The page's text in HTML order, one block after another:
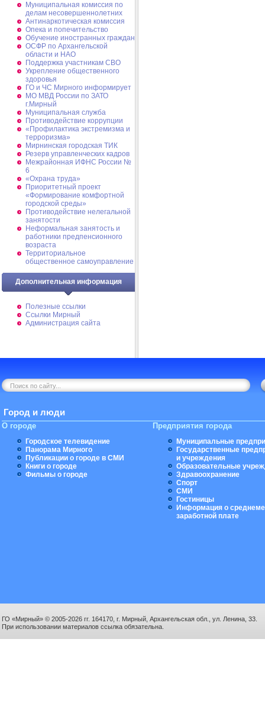
Муниципальная комиссия по
делам несовершеннолетних
Антинаркотическая комиссия
Опека и попечительство
Обучение иностранных граждан
ОСФР по Архангельской
области и НАО
Поддержка участникам СВО
Укрепление общественного
здоровья
ГО и ЧС Мирного информирует
МО МВД России по ЗАТО
г.Мирный
Муниципальная cлужба
Противодействие коррупции
«Профилактика экстремизма и
терроризма»
Мирнинская городская ТИК
Резерв управленческих кадров
Межрайонная ИФНС России №
6
«Охрана труда»
Приоритетный проект
«Формирование комфортной
городской среды»
Противодействие нелегальной
занятости
Неформальная занятость и
работники предпенсионного
возраста
Территориальное
общественное самоуправление
Дополнительная информация
Полезные ссылки
Ссылки Мирный
Администрация сайта
Город и люди
О городе
Городское телевидение
Панорама Мирного
Публикации о городе в СМИ
Книги о городе
Фильмы о городе
Предприятия города
Муниципальные
Государственные
и учреждения
Образовательные
Здравоохранение
Спорт
СМИ
Гостиницы
Информация о
заработной плате
ГО «Мирный» © 2005-2026 гг. 164170, г. Мирный, Архангельская обл., ул. Ленина, 33.
При использовании материалов ссылка обязательна.